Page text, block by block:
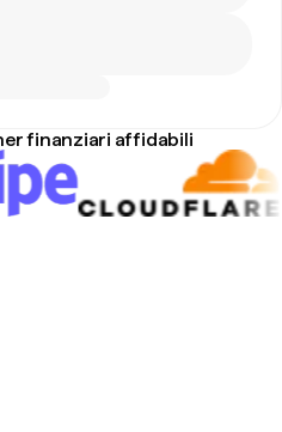
finanziari affidabili